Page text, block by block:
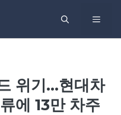
메
위기…현대차
에 13만 차주